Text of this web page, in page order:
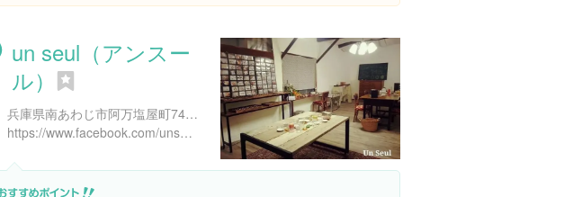
un seul（アンスー
ル）
兵庫県南あわじ市阿万塩屋町746-10
https://www.facebook.com/unseulhitotsudake